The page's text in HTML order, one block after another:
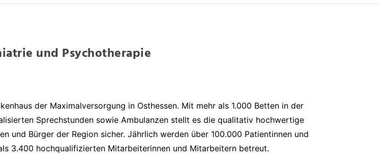
FacebookTwitterXing LinkdIn
und Psychotherapie
der Maximalversorgung in Osthessen. Mit mehr als 1.000 Betten in der
Sprechstunden sowie Ambulanzen stellt es die qualitativ hochwertige
und Bürger der Region sicher. Jährlich werden über 100.000 Patientinnen und
3.400 hochqualifizierten Mitarbeiterinnen und Mitarbeitern betreut.